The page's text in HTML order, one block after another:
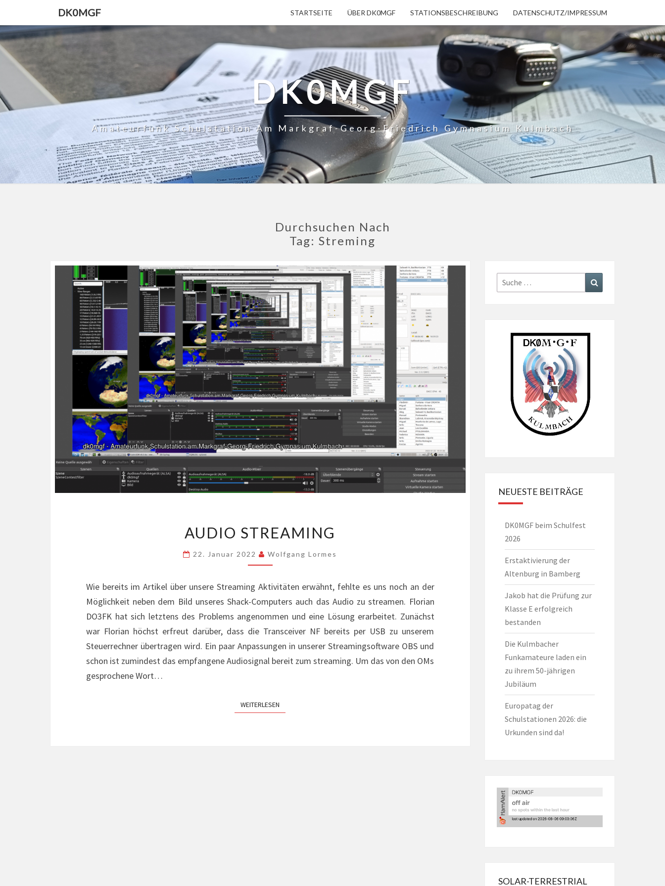
DK0MGF STARTSEITE ÜBER DK0MGF STATIONSBESCHREIBUNG DATENSCHUTZ/IMPRESSUM
DK0MGF
Amateurfunk Schulstation Am Markgraf-Georg-Friedrich Gymnasium Kulmbach
Durchsuchen Nach
Tag: Streming
STREAMING
AUDIO STREAMING
22. Januar 2022 Wolfgang Lormes
Wie bereits im Artikel über unsere Streaming Aktivitäten erwähnt, fehlte es uns noch an der
Möglichkeit neben dem Bild unseres Shack-Computers auch das Audio zu streamen. Florian
DO3FK hat sich letztens des Problems angenommen und eine Lösung erarbeitet. Zunächst
war Florian höchst erfreut darüber, dass die Transceiver NF bereits per USB zu unserem
Steuerrechner übertragen wird. Ein paar Anpassungen in unserer Streamingsoftware OBS und
schon ist zumindest das empfangene Audiosignal bereit zum streaming. Um das von den OMs
gesprochene Wort…
WEITERLESEN
Suche
nach:
NEUESTE BEITRÄGE
DK0MGF beim Schulfest
2026
Erstaktivierung der
Altenburg in Bamberg
Jakob hat die Prüfung zur
Klasse E erfolgreich
bestanden
Die Kulmbacher
Funkamateure laden ein
zu ihrem 50-jährigen
Jubiläum
Europatag der
Schulstationen 2026: die
Urkunden sind da!
SOLAR-TERRESTRIAL